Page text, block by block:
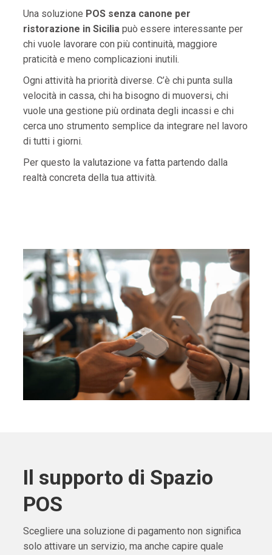
Una soluzione POS senza canone per
ristorazione in Siciliapuò essere interessante per
chi vuole lavorare con più continuità, maggiore
praticità e meno complicazioni inutili.
Ogni attività ha priorità diverse. C’è chi punta sulla
velocità in cassa, chi ha bisogno di muoversi, chi
vuole una gestione più ordinata degli incassi e chi
cerca uno strumento semplice da integrare nel lavoro
di tutti i giorni.
Per questo la valutazione va fatta partendo dalla
realtà concreta della tua attività.
Il supporto di Spazio
POS
Scegliere una soluzione di pagamento non significa
solo attivare un servizio, ma anche capire quale